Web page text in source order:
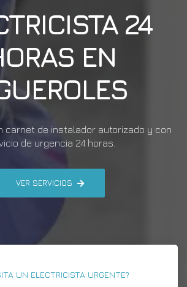
24
EN
carnet de instalador autorizado y con
de urgencia 24 horas.
VER SERVICIOS
UN ELECTRICISTA URGENTE?